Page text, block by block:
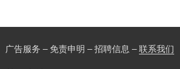
广告服务 – 免责申明 – 招聘信息 –联系我们